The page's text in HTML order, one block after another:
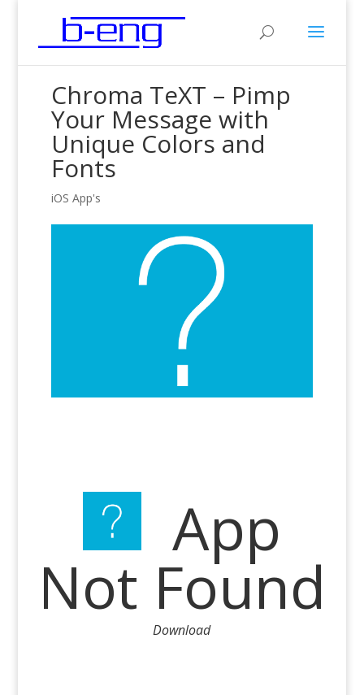
Chroma TeXT – Pimp
Your Message with
Unique Colors and
Fonts
iOS App's
App
Not Found
Download